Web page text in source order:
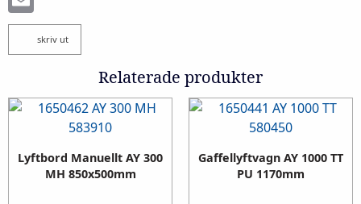
skriv ut
Relaterade produkter
Lyftbord Manuellt AY 300
MH 850x500mm
Gaffellyftvagn AY 1000 TT
PU 1170mm